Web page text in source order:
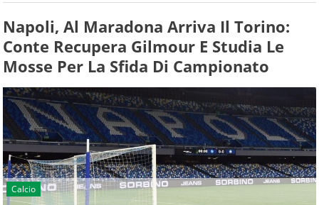
Napoli, Al Maradona Arriva Il Torino:
Conte Recupera Gilmour E Studia Le
Mosse Per La Sfida Di Campionato
Calcio